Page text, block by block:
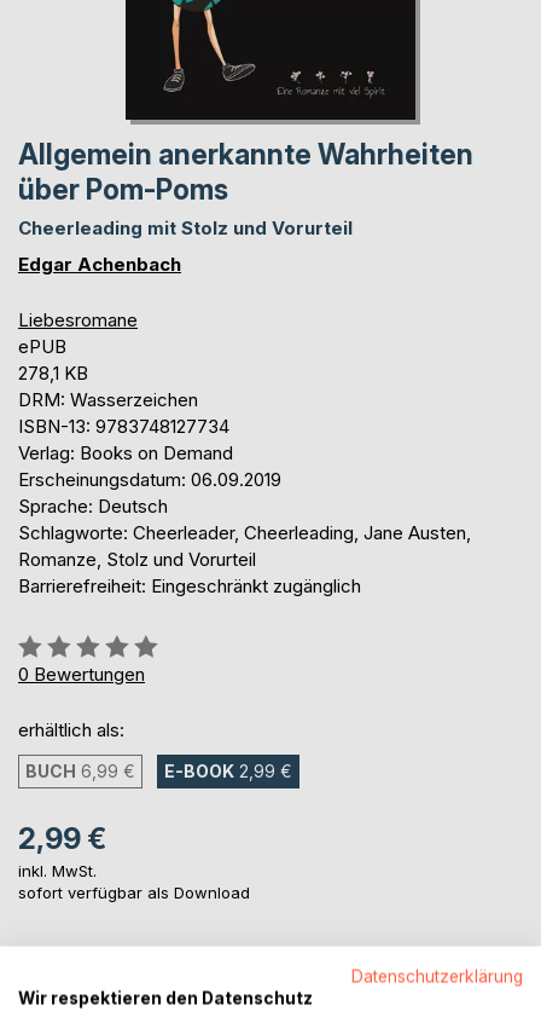
Allgemein anerkannte Wahrheiten
über Pom-Poms
Cheerleading mit Stolz und Vorurteil
Edgar Achenbach
Liebesromane
ePUB
278,1 KB
DRM: Wasserzeichen
ISBN-13: 9783748127734
Verlag: Books on Demand
Erscheinungsdatum: 06.09.2019
Sprache: Deutsch
Schlagworte: Cheerleader, Cheerleading, Jane Austen,
Romanze, Stolz und Vorurteil
Barrierefreiheit: Eingeschränkt zugänglich
Bewertung::
0%
0 Bewertungen
erhältlich als:
BUCH 6,99 € E-BOOK 2,99 €
2,99 €
inkl. MwSt.
sofort verfügbar als Download
Datenschutzerklärung
Wir respektieren den Datenschutz